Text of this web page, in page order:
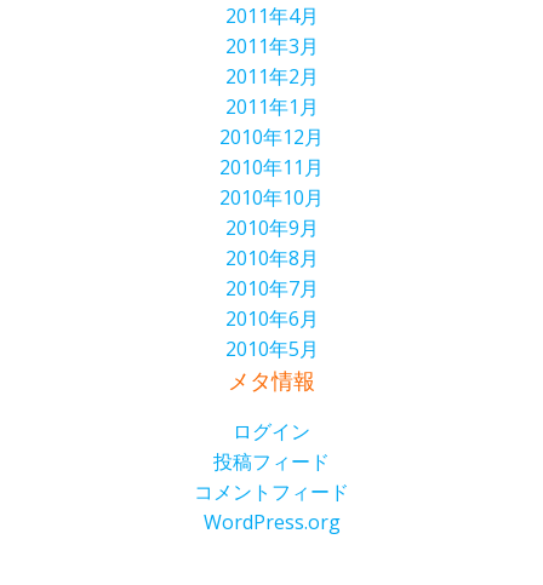
2011年4月
2011年3月
2011年2月
2011年1月
2010年12月
2010年11月
2010年10月
2010年9月
2010年8月
2010年7月
2010年6月
2010年5月
メタ情報
ログイン
投稿フィード
コメントフィード
WordPress.org